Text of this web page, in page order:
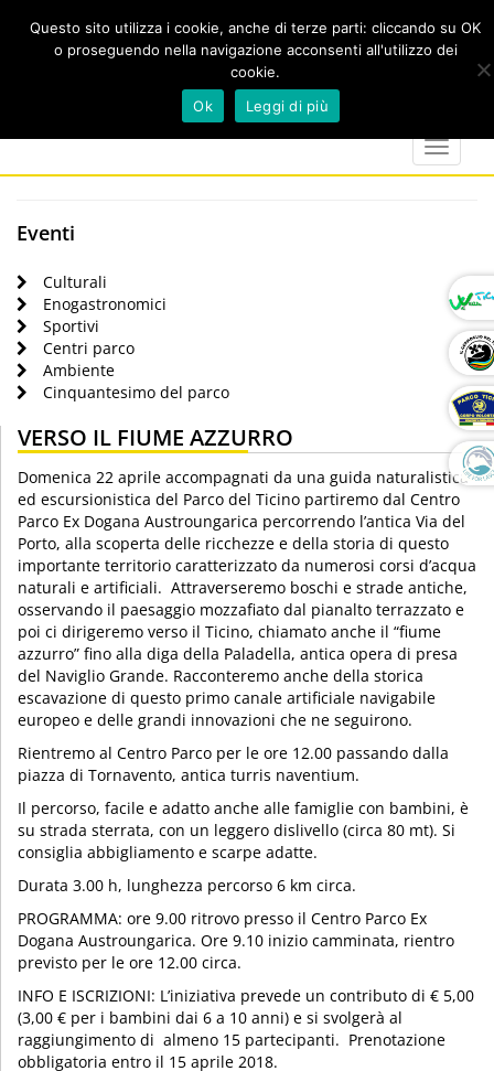
marker
calendar
Toggle
Eventi
Culturali
Enogastronomici
Sportivi
Centri parco
Ambiente
Cinquantesimo del parco
VERSO IL FIUME AZZURRO
Domenica 22 aprile accompagnati da una guida naturalistica
ed escursionistica del Parco del Ticino partiremo dal Centro
Parco Ex Dogana Austroungarica percorrendo l’antica Via del
Porto, alla scoperta delle ricchezze e della storia di questo
importante territorio caratterizzato da numerosi corsi d’acqua
naturali e artificiali. Attraverseremo boschi e strade antiche,
osservando il paesaggio mozzafiato dal pianalto terrazzato e
poi ci dirigeremo verso il Ticino, chiamato anche il “fiume
azzurro” fino alla diga della Paladella, antica opera di presa
del Naviglio Grande. Racconteremo anche della storica
escavazione di questo primo canale artificiale navigabile
europeo e delle grandi innovazioni che ne seguirono.
Rientremo al Centro Parco per le ore 12.00 passando dalla
piazza di Tornavento, antica turris naventium.
Il percorso, facile e adatto anche alle famiglie con bambini, è
su strada sterrata, con un leggero dislivello (circa 80 mt). Si
consiglia abbigliamento e scarpe adatte.
Durata 3.00 h, lunghezza percorso 6 km circa.
PROGRAMMA: ore 9.00 ritrovo presso il Centro Parco Ex
Dogana Austroungarica. Ore 9.10 inizio camminata, rientro
previsto per le ore 12.00 circa.
INFO E ISCRIZIONI: L’iniziativa prevede un contributo di € 5,00
(3,00 € per i bambini dai 6 a 10 anni) e si svolgerà al
raggiungimento di almeno 15 partecipanti. Prenotazione
obbligatoria entro il 15 aprile 2018.
Questo sito utilizza i cookie, anche di terze parti: cliccando su OK
o proseguendo nella navigazione acconsenti all'utilizzo dei
cookie.
Ok
Leggi di più